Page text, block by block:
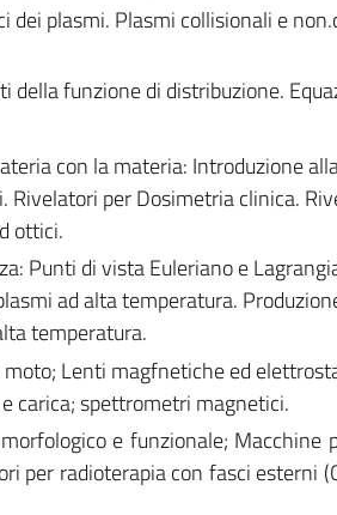
plasmi. Plasmi collisionali e
funzione di distribuzione.
con la materia: Introduzione
per Dosimetria clinica.
ottici.
Punti di vista Euleriano e
ad alta temperatura.
temperatura.
Lenti magfnetiche ed
carica; spettrometri magnetici.
e funzionale; Macchine
per radioterapia con fasci esterni